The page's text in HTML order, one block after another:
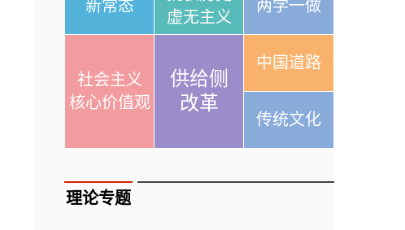
新常态
虚无主义
两学一做
社会主义
核心价值观
供给侧
改革
中国道路
传统文化
理论专题